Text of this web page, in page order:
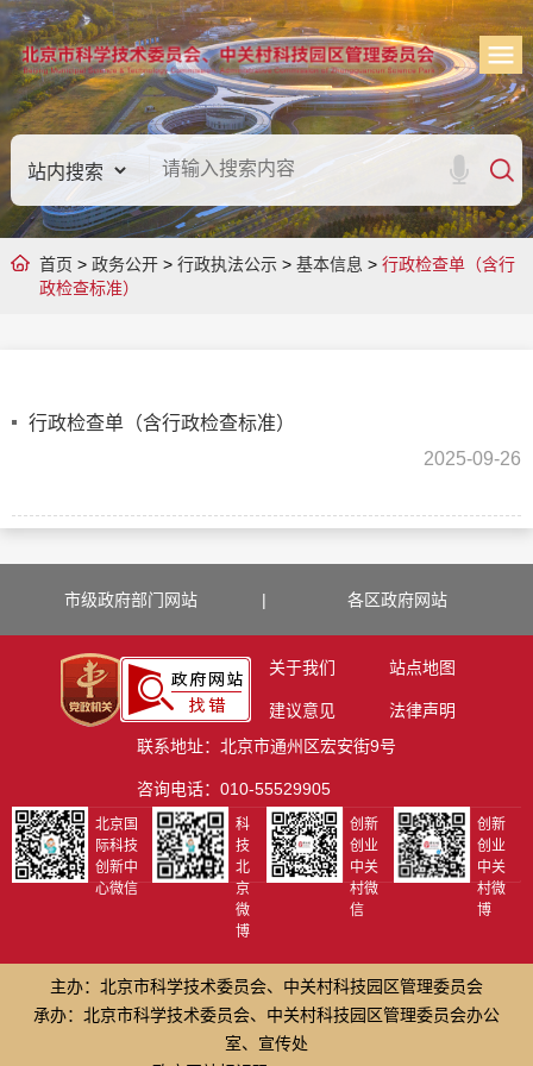
首页 > 政务公开> 行政执法公示> 基本信息 > 行政检查单（含行
政检查标准）
行政检查单（含行政检查标准）
2025-09-26
市级政府部门网站 | 各区政府网站
关于我们 站点地图
建议意见
法律声明
联系地址：北京市通州区宏安街9号
咨询电话：010-55529905
北京国
际科技
创新中
心微信
科
技
北
京
微
博
创新
创业
中关
村微
信
创新
创业
中关
村微
博
主办：北京市科学技术委员会、中关村科技园区管理委员会
承办：北京市科学技术委员会、中关村科技园区管理委员会办公
室、宣传处